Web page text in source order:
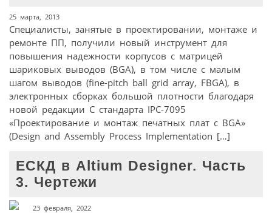
25 марта, 2013
Специалисты, занятые в проектировании, монтаже и
ремонте ПП, получили новый инструмент для
повышения надежности корпусов с матрицей
шариковых выводов (BGA), в том числе с малым
шагом выводов (fine-pitch ball grid array, FBGA), в
электронных сборках большой плотности благодаря
новой редакции С стандарта IPC-7095
«Проектирование и монтаж печатных плат с BGA»
(Design and Assembly Process Implementation […]
ЕСКД в Altium Designer. Часть
3. Чертежи
23 февраля, 2022